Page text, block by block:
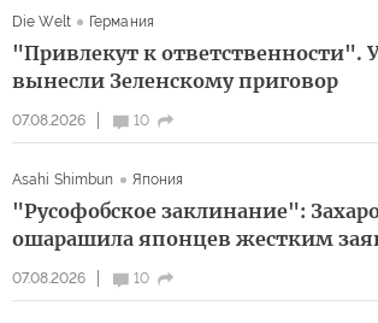
07.08.2026 10
Die Welt Германия
"Привлекут к ответственности".
вынесли Зеленскому приговор
07.08.2026 10
Asahi Shimbun Япония
"Русофобское заклинание":
ошарашила японцев жестким